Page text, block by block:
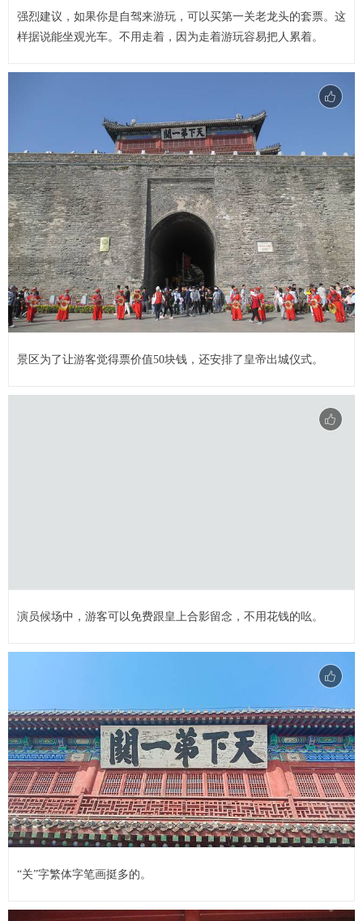
强烈建议，如果你是自驾来游玩，可以买第一关老龙头的套票。这
样据说能坐观光车。不用走着，因为走着游玩容易把人累着。
景区为了让游客觉得票价值50块钱，还安排了皇帝出城仪式。
演员候场中，游客可以免费跟皇上合影留念，不用花钱的吆。
“关”字繁体字笔画挺多的。